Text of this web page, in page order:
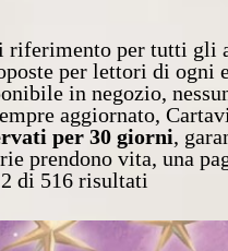
per tutti gli
per lettori di ogni
in negozio,
aggiornato,
per 30 giorni,
prendono vita, una
di 516 risultati